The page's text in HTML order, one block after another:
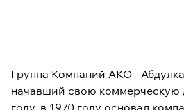
Группа Компаний АКО -
начавший свою коммерческую
году, в 1970 году основал